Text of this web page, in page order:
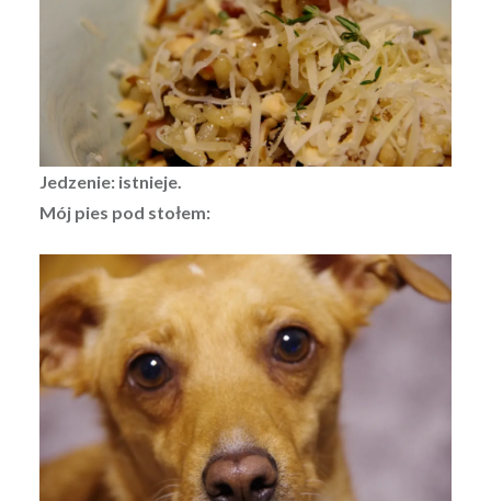
Jedzenie: istnieje.
Mój pies pod stołem: